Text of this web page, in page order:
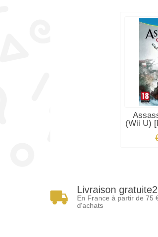
(Wii U)
Livraison gratuite2
En France à partir de 75
d'achats